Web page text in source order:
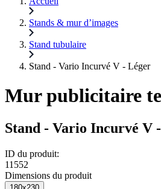
Stands & mur d’images
Stand tubulaire​
Stand - Vario Incurvé V - Léger
Mur publicitaire
Stand - Vario Incurvé V
ID du produit:
11552
Dimensions du produit